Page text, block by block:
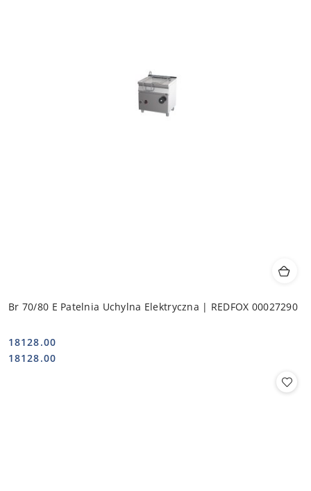
Br 70/80 E Patelnia Uchylna Elektryczna | REDFOX 00027290
Cena:
18128.00
Cena:
18128.00